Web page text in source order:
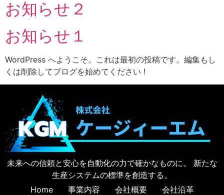
お知らせ２
お知らせ１
WordPress へようこそ。これは最初の投稿です。編集もし
くは削除してブログを始めてください !
未来への信頼と安心を自動化の力で確かなものに。 新たな
生産システムの標準を創造する。
Home
事業内容 会社概要
会社沿革